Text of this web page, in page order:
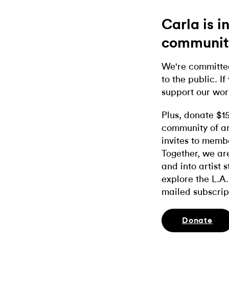
Carla is
We're
to the public. If
support our
Plus, donate
community of
invites to
Together, we
and into artist
explore the
mailed
Donate